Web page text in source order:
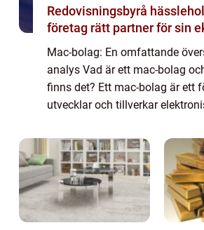
Redovisningsbyrå hässleholm så
företag rätt partner för sin
Mac-bolag: En omfattande
analys Vad är ett mac-bolag
finns det? Ett mac-bolag är ett
utvecklar och tillverkar
Detta inkluderar Apple Inc.,...